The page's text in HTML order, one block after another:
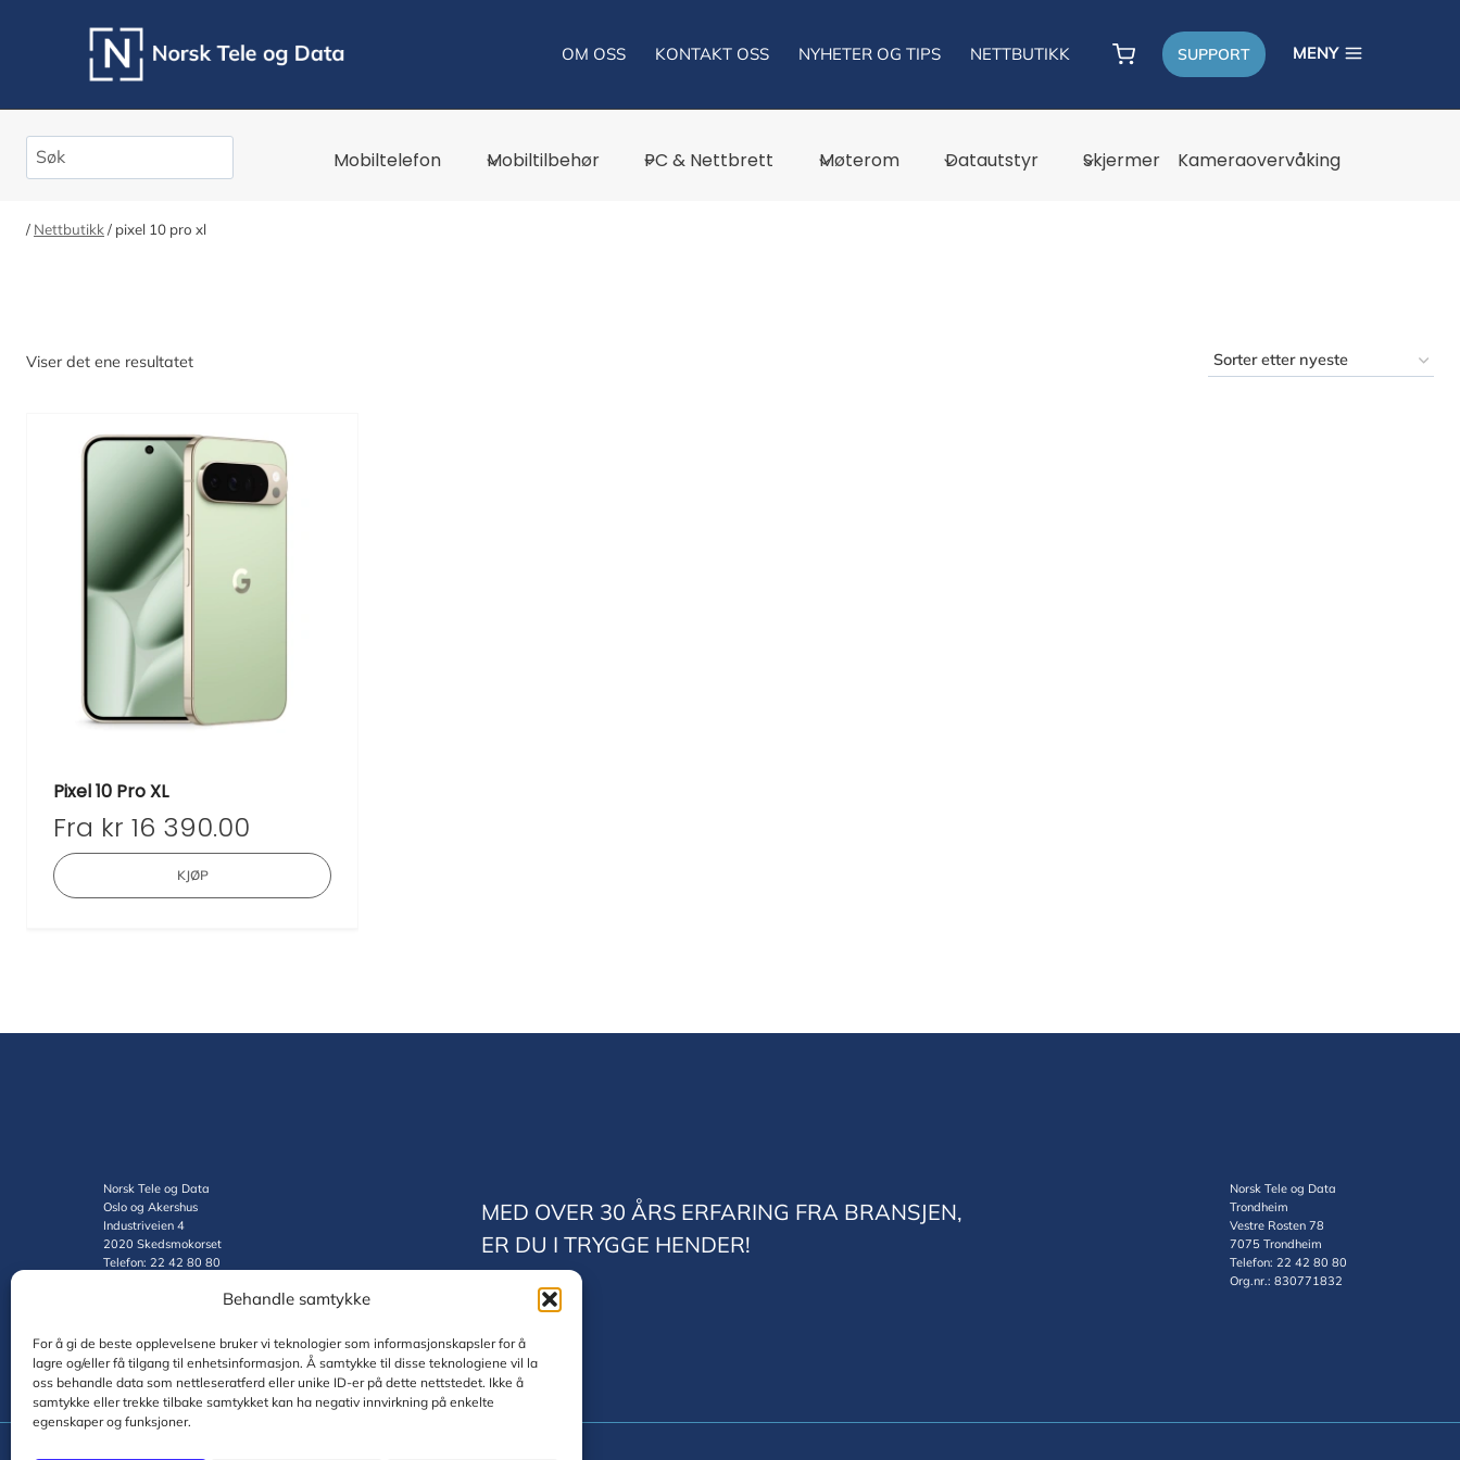
Behandle samtykke
For å gi de beste opplevelsene bruker vi teknologier som informasjonskapsler for å
lagre og/eller få tilgang til enhetsinformasjon. Å samtykke til disse teknologiene vil la
oss behandle data som nettleseratferd eller unike ID-er på dette nettstedet. Ikke å
samtykke eller trekke tilbake samtykket kan ha negativ innvirkning på enkelte
egenskaper og funksjoner.
OM OSS KONTAKT OSS NYHETER OG TIPS NETTBUTIKK SUPPORT MENY
Search Mobiltelefon Mobiltilbehør PC & Nettbrett Møterom Datautstyr Skjermer Kameraovervåking
/ Nettbutikk/ pixel 10 pro xl
Viser det ene resultatet
Pixel 10 Pro XL
Fra kr 16 390.00
KJØP
Dette
kan
Norsk Tele og Data
Oslo og Akershus
Industriveien 4
2020 Skedsmokorset
Telefon: 22 42 80 80
MED OVER 30 ÅRS ERFARING FRA BRANSJEN,
ER DU I TRYGGE HENDER!
Norsk Tele og Data
Trondheim
Vestre Rosten 78
7075 Trondheim
Telefon: 22 42 80 80
Org.nr.: 830771832